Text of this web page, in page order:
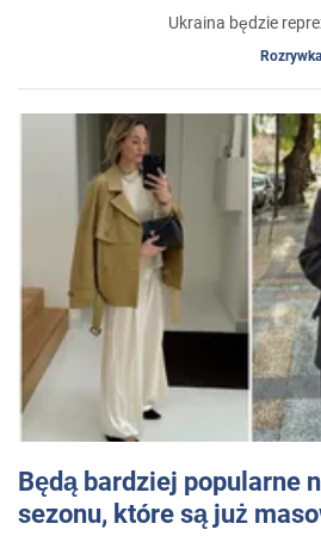
Ukraina będzie
Rozrywka
Będą bardziej popularne
sezonu, które są już